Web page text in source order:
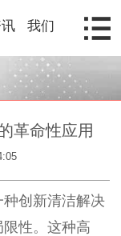
我们
革命性应用
创新清洁解决
性。这种高